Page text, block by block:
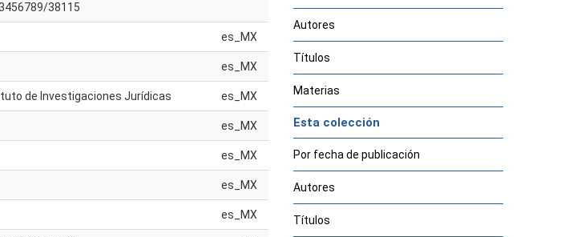
38115
es_MX
es_MX
de Investigaciones Jurídicas es_MX
es_MX
es_MX
es_MX
es_MX
Autores
Títulos
Materias
Esta colección
Por fecha de publicación
Autores
Títulos